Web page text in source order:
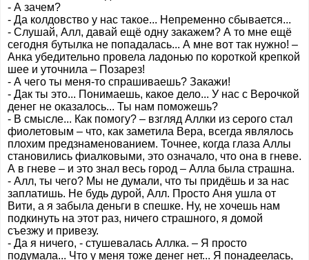
- А зачем?
- Да колдовство у нас такое... Непременно сбывается...
- Слушай, Алл, давай ещё одну закажем? А то мне ещё
сегодня бутылка не попадалась... А мне вот так нужно! –
Анка убедительно провела ладонью по короткой крепкой
шее и уточнила – Позарез!
- А чего ты меня-то спрашиваешь? Закажи!
- Дак ты это... Понимаешь, какое дело... У нас с Верочкой
денег не оказалось... Ты нам поможешь?
- В смысле... Как помогу? – взгляд Аллки из серого стал
фиолетовым – что, как заметила Вера, всегда являлось
плохим предзнаменованием. Точнее, когда глаза Аллы
становились фиалковыми, это означало, что она в гневе.
А в гневе – и это знал весь город – Алла была страшна.
- Алл, ты чего? Мы не думали, что ты придёшь и за нас
заплатишь. Не будь дурой, Алл. Просто Аня ушла от
Вити, а я забыла деньги в спешке. Ну, не хочешь нам
подкинуть на этот раз, ничего страшного, я домой
съезжу и привезу.
- Да я ничего, - стушевалась Аллка. – Я просто
подумала... Что у меня тоже денег нет... Я понадеелась,